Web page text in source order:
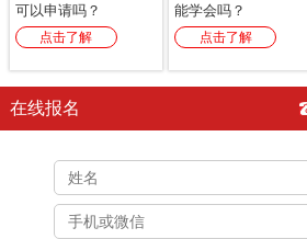
可以申请吗？
点击了解
能学会吗？
点击了解
在线报名